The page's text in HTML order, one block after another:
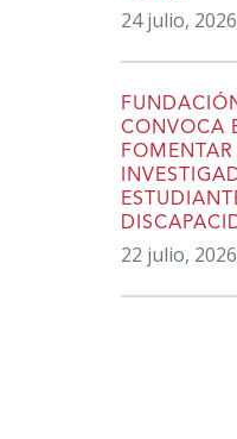
24 julio, 2026
CONVOCA
22 julio, 2026